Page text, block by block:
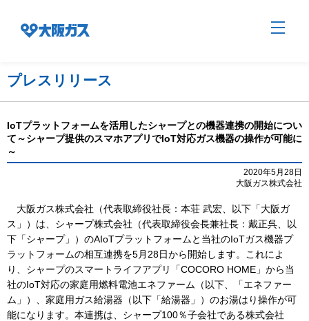
企業/グループについて
社会貢献
技術開発
サステナビリティ
プレスリリース
IoTプラットフォームを活用したシャープとの機器連携の開始につい
て～シャープ提供のスマホアプリでIoT対応ガス機器の操作が可能に
～
2020年5月28日
大阪ガス株式会社
大阪ガス株式会社（代表取締役社長：本荘 武宏、以下「大阪ガ
ス」）は、シャープ株式会社（代表取締役会長兼社長：戴正呉、以
下「シャープ」）のAIoTプラットフォームと当社のIoTガス機器プ
ラットフォームの相互連携を5月28日から開始します。これによ
り、シャープのスマートライフアプリ「COCORO HOME」から当
社のIoT対応の家庭用燃料電池エネファーム（以下、「エネファー
ム」）、家庭用ガス給湯器（以下「給湯器」）のお湯はり操作が可
能になります。本連携は、シャープ100％子会社である株式会社